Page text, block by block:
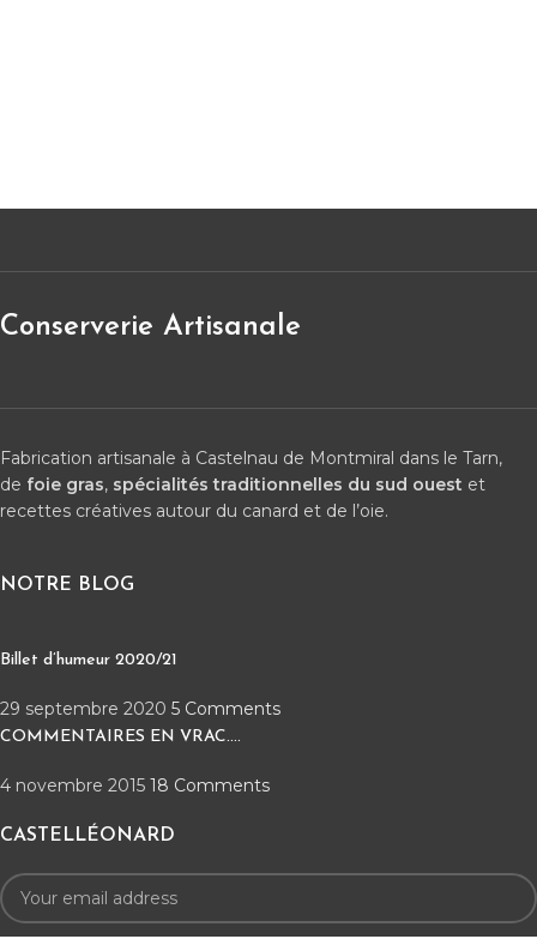
Conserverie Artisanale
Fabrication artisanale à Castelnau de Montmiral dans le Tarn,
de foie gras, spécialités traditionnelles du sud ouest et
recettes créatives autour du canard et de l’oie.
NOTRE BLOG
Billet d’humeur 2020/21
29 septembre 2020 5 Comments
COMMENTAIRES EN VRAC….
4 novembre 2015 18 Comments
CASTELLÉONARD